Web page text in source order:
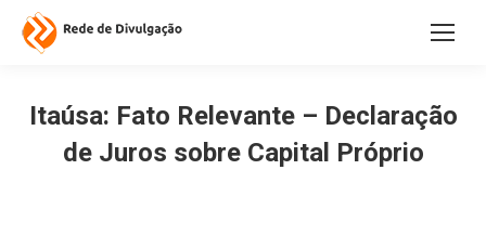
Itaúsa: Fato Relevante – Declaração
de Juros sobre Capital Próprio